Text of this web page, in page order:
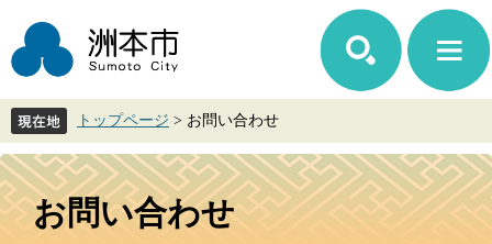
ジ
先
で
す。
ュ
を
ば
し
て
トップページ > お問い合わせ
本
文
お問い合わせ